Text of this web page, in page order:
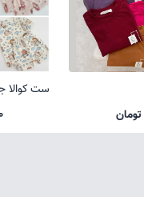
ست کوالا